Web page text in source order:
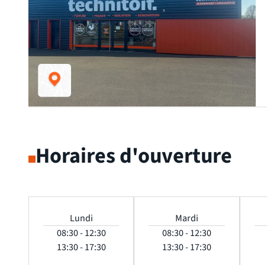
Horaires d'ouverture
Lundi
08:30 - 12:30
13:30 - 17:30
Mardi
08:30 - 12:30
13:30 - 17:30